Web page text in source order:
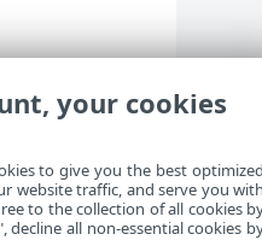
を無効
ーである
your cookies
to give you the best
website traffic, and serve you
to the collection of all cookies
decline all non-essential cookies